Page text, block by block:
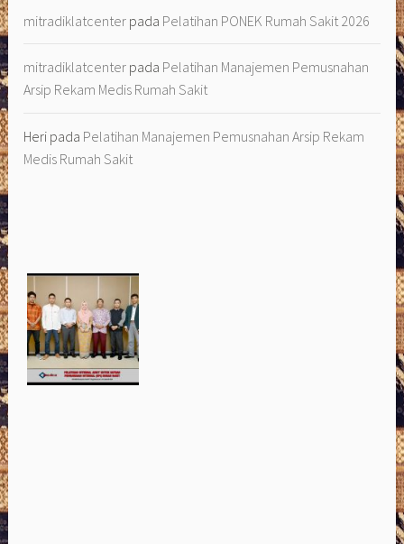
mitradiklatcenter pada Pelatihan PONEK Rumah Sakit 2026
mitradiklatcenter pada Pelatihan Manajemen Pemusnahan
Arsip Rekam Medis Rumah Sakit
Heri pada Pelatihan Manajemen Pemusnahan Arsip Rekam
Medis Rumah Sakit